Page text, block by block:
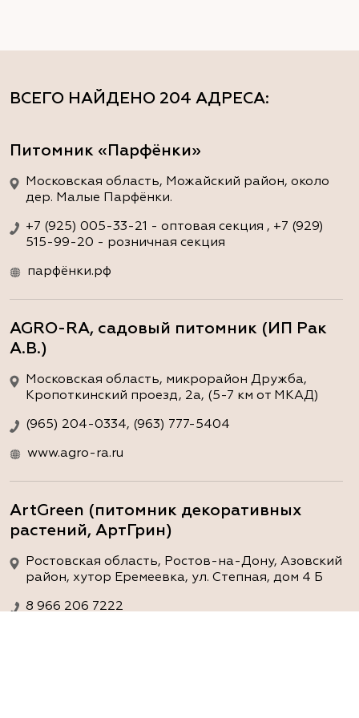
ВСЕГО НАЙДЕНО 204 АДРЕСА:
Питомник «Парфёнки»
Московская область, Можайский район, около
дер. Малые Парфёнки.
+7 (925) 005-33-21 - оптовая секция , +7 (929)
515-99-20 - розничная секция
парфёнки.рф
AGRO-RA, садовый питомник (ИП Рак
А.В.)
Московская область, микрорайон Дружба,
Кропоткинский проезд, 2а, (5-7 км от МКАД)
(965) 204-0334, (963) 777-5404
www.agro-ra.ru
ArtGreen (питомник декоративных
растений, АртГрин)
Ростовская область, Ростов-на-Дону, Азовский
район, хутор Еремеевка, ул. Степная, дом 4 Б
8 966 206 7222